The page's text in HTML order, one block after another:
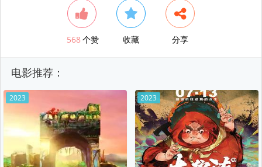
568个赞 收藏 分享
电影推荐：
2023 2023